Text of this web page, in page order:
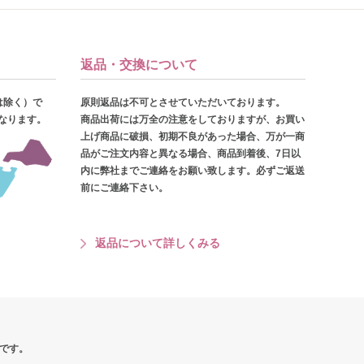
除く）で
ります。
返品・交換について
原則返品は不可とさせていただいております。
商品出荷には万全の注意をしておりますが、お買い
上げ商品に破損、初期不良があった場合、万が一商
品がご注文内容と異なる場合、商品到着後、7日以
内に弊社までご連絡をお願い致します。必ずご返送
前にご連絡下さい。
返品について詳しくみる
す。